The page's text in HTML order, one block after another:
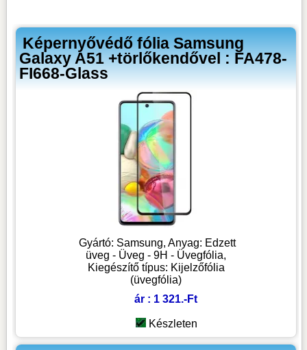
Képernyővédő fólia Samsung
Galaxy A51 +törlőkendővel : FA478-
FI668-Glass
Gyártó: Samsung, Anyag: Edzett
üveg - Üveg - 9H - Üvegfólia,
Kiegészítő típus: Kijelzőfólia
(üvegfólia)
ár : 1 321.-Ft
Készleten